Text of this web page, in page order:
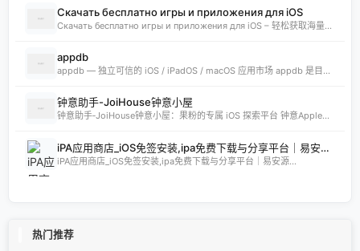
Скачать бесплатно игры и приложения для iOS
Скачать бесплатно игры и приложения для iOS – 轻松获取海量精品 在 iklassika.ru，您可以 Скачать 各类 бесплатно 的 игры 与 приложения，专为 iOS 设备打造。平台汇聚最新、最热的移动资源，让用户无需繁琐搜索，一键下载，畅享无
appdb
appdb — 独立可信的 iOS / iPadOS / macOS 应用市场 appdb 是目前最大的 独立 marketplace，专注于 iOS、iPadOS 与 macOS 生态。无论是开发者想要免费发布应用，还是普通用户想要安全、私密地下载安装自己需要的 app，都可以在这里轻松实现。 核心优势 免费发布：开
钟意助手-JoiHouse钟意小屋
钟意助手‑JoiHouse钟意小屋：果粉的专属 iOS 探索平台 钟意Apple助手（JoiHouse钟意小屋）致力于为 iPhone、iPad 用户提供最新、最全的 iOS 资源与实用技巧。这里汇聚了巨魔商店TrollStore、系统定制、越狱JailBreak等热门内容，让每一位果粉都能轻松玩转 iOS 的无限可能
iPA应用商店_iOS免签安装,ipa免费下载与分享平台｜易安源&酷卡软件
iPA应用商店_iOS免签安装,ipa免费下载与分享平台｜易安源...
热门推荐